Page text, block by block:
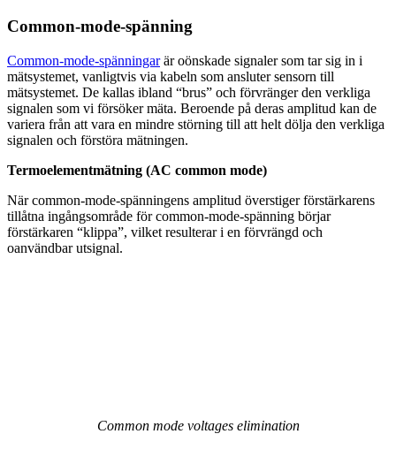
Common-mode-spänning
Common-mode-spänningarär oönskade signaler som tar sig in i
mätsystemet, vanligtvis via kabeln som ansluter sensorn till
mätsystemet. De kallas ibland “brus” och förvränger den verkliga
signalen som vi försöker mäta. Beroende på deras amplitud kan de
variera från att vara en mindre störning till att helt dölja den verkliga
signalen och förstöra mätningen.
Termoelementmätning (AC common mode)
När common-mode-spänningens amplitud överstiger förstärkarens
tillåtna ingångsområde för common-mode-spänning börjar
förstärkaren “klippa”, vilket resulterar i en förvrängd och
oanvändbar utsignal.
Common mode voltages elimination